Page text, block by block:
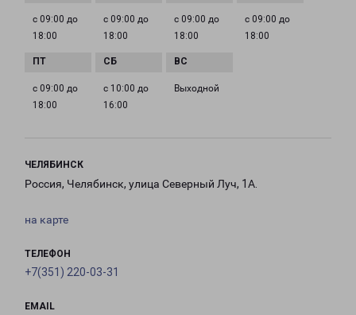
с 09:00 до
18:00
с 09:00 до
18:00
с 09:00 до
18:00
с 09:00 до
18:00
с 09:00 до
18:00
с 10:00 до
16:00
Выходной
ЧЕЛЯБИНСК
Россия, Челябинск, улица Северный Луч, 1А.
на карте
ТЕЛЕФОН
+7(351) 220-03-31
EMAIL